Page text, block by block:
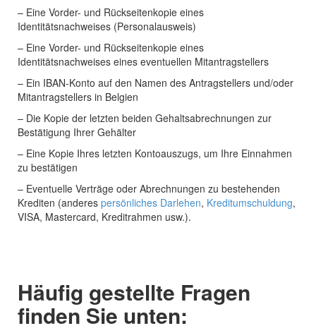
– Eine Vorder- und Rückseitenkopie eines
Identitätsnachweises (Personalausweis)
– Eine Vorder- und Rückseitenkopie eines
Identitätsnachweises eines eventuellen Mitantragstellers
– Ein IBAN-Konto auf den Namen des Antragstellers und/oder
Mitantragstellers in Belgien
– Die Kopie der letzten beiden Gehaltsabrechnungen zur
Bestätigung Ihrer Gehälter
– Eine Kopie Ihres letzten Kontoauszugs, um Ihre Einnahmen
zu bestätigen
– Eventuelle Verträge oder Abrechnungen zu bestehenden
Krediten (anderes persönliches Darlehen, Kreditumschuldung,
VISA, Mastercard, Kreditrahmen usw.).
Häufig gestellte Fragen
finden Sie unten: